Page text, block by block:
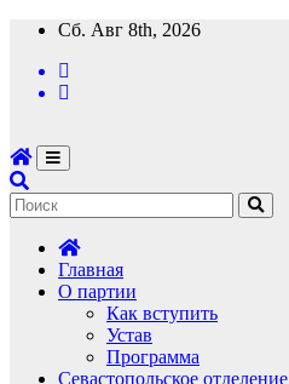
Перейти
содержимому
Сб. Авг 8th, 2026
Главная
О партии
Как вступить
Устав
Программа
Севастопольское отделение